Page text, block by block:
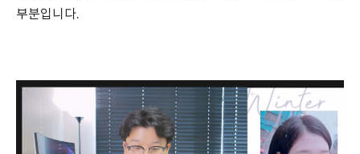
부분입니다.